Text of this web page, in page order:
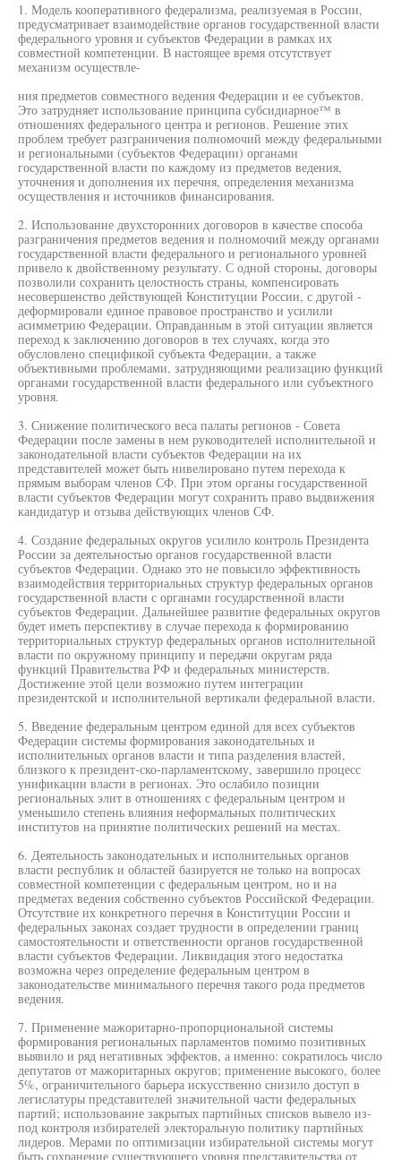
1. Модель кооперативного федерализма, реализуемая в России,
предусматривает взаимодействие органов государственной власти
федерального уровня и субъектов Федерации в рамках их
совместной компетенции. В настоящее время отсутствует
механизм осуществле-
ния предметов совместного ведения Федерации и ее субъектов.
Это затрудняет использование принципа субсидиарное™ в
отношениях федерального центра и регионов. Решение этих
проблем требует разграничения полномочий между федеральными
и региональными (субъектов Федерации) органами
государственной власти по каждому из предметов ведения,
уточнения и дополнения их перечня, определения механизма
осуществления и источников финансирования.
2. Использование двухсторонних договоров в качестве способа
разграничения предметов ведения и полномочий между органами
государственной власти федерального и регионального уровней
привело к двойственному результату. С одной стороны, договоры
позволили сохранить целостность страны, компенсировать
несовершенство действующей Конституции России, с другой -
деформировали единое правовое пространство и усилили
асимметрию Федерации. Оправданным в этой ситуации является
переход к заключению договоров в тех случаях, когда это
обусловлено спецификой субъекта Федерации, а также
объективными проблемами, затрудняющими реализацию функций
органами государственной власти федерального или субъектного
уровня.
3. Снижение политического веса палаты регионов - Совета
Федерации после замены в нем руководителей исполнительной и
законодательной власти субъектов Федерации на их
представителей может быть нивелировано путем перехода к
прямым выборам членов СФ. При этом органы государственной
власти субъектов Федерации могут сохранить право выдвижения
кандидатур и отзыва действующих членов СФ.
4. Создание федеральных округов усилило контроль Президента
России за деятельностью органов государственной власти
субъектов Федерации. Однако это не повысило эффективность
взаимодействия территориальных структур федеральных органов
государственной власти с органами государственной власти
субъектов Федерации. Дальнейшее развитие федеральных округов
будет иметь перспективу в случае перехода к формированию
территориальных структур федеральных органов исполнительной
власти по окружному принципу и передачи округам ряда
функций Правительства РФ и федеральных министерств.
Достижение этой цели возможно путем интеграции
президентской и исполнительной вертикали федеральной власти.
5. Введение федеральным центром единой для всех субъектов
Федерации системы формирования законодательных и
исполнительных органов власти и типа разделения властей,
близкого к президент-ско-парламентскому, завершило процесс
унификации власти в регионах. Это ослабило позиции
региональных элит в отношениях с федеральным центром и
уменьшило степень влияния неформальных политических
институтов на принятие политических решений на местах.
6. Деятельность законодательных и исполнительных органов
власти республик и областей базируется не только на вопросах
совместной компетенции с федеральным центром, но и на
предметах ведения собственно субъектов Российской Федерации.
Отсутствие их конкретного перечня в Конституции России и
федеральных законах создает трудности в определении границ
самостоятельности и ответственности органов государственной
власти субъектов Федерации. Ликвидация этого недостатка
возможна через определение федеральным центром в
законодательстве минимального перечня такого рода предметов
ведения.
7. Применение мажоритарно-пропорциональной системы
формирования региональных парламентов помимо позитивных
выявило и ряд негативных эффектов, а именно: сократилось число
депутатов от мажоритарных округов; применение высокого, более
5%, ограничительного барьера искусственно снизило доступ в
легислатуры представителей значительной части федеральных
партий; использование закрытых партийных списков вывело из-
под контроля избирателей электоральную политику партийных
лидеров. Мерами по оптимизации избирательной системы могут
быть сохранение существующего уровня представительства от